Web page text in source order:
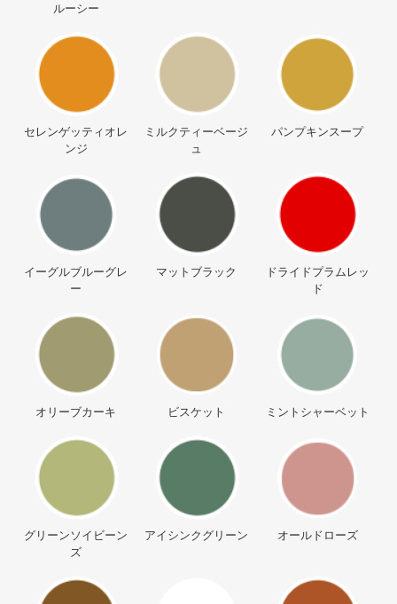
ルーシー
セレンゲッティオレ
ンジ
ミルクティーベージ
ュ
パンプキンスープ
イーグルブルーグレ
ー
マットブラック
ドライドプラムレッ
ド
オリーブカーキ ビスケット ミントシャーベット
グリーンソイビーン
ズ
アイシンクグリーン オールドローズ